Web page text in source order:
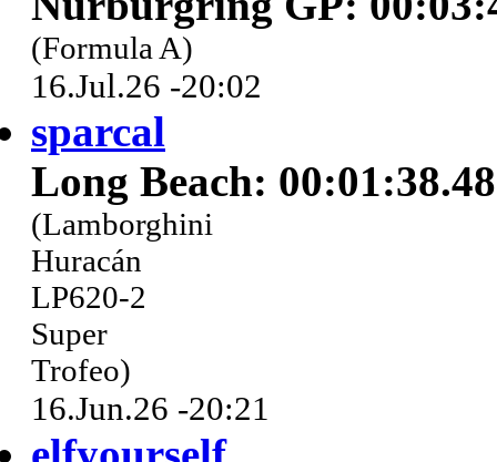
(Formula A)
16.Jul.26 -20:02
sparcal
Long Beach:
(Lamborghini
Huracán
LP620-2
Super
Trofeo)
16.Jun.26 -20:21